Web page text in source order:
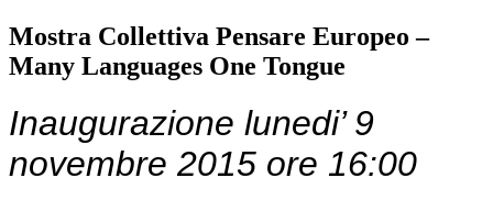
Mostra Collettiva Pensare Europeo –
Many Languages One Tongue
Inaugurazione lunedi’ 9
novembre 2015 ore 16:00